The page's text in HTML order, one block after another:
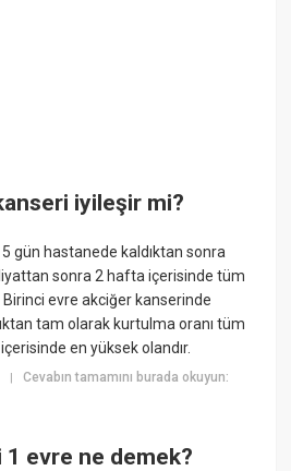
iyileşir mi?
gün hastanede kaldıktan sonra
sonra 2 hafta içerisinde tüm
evre akciğer kanserinde
tam olarak kurtulma oranı tüm
en yüksek olandır.
|Cevabın tamamını burada okuyun:
evre ne demek?